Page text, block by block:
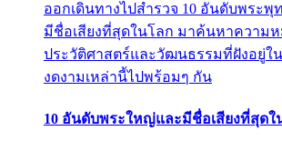
ออกเดินทางไปสำรวจ 10 อันดับพระ
มีชื่อเสียงที่สุดในโลก มาค้นหาความห
ประวัติศาสตร์และวัฒนธรรมที่ฝังอยู่ใ
งดงามเหล่านี้ไปพร้อมๆ กัน
10 อันดับพระใหญ่และมีชื่อเสียงที่สุดใ